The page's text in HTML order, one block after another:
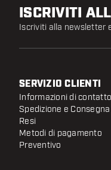
ISCRIVITI
Iscriviti alla newsletter
SERVIZIO CLIENTI
Informazioni di contatto
Spedizione e Consegna
Resi
Metodi di pagamento
Preventivo